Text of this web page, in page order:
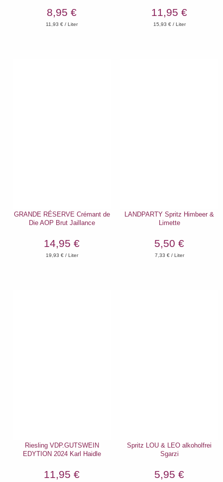
8,95 €
11,93 € / Liter
11,95 €
15,93 € / Liter
GRANDE RÉSERVE Crémant de
Die AOP Brut Jaillance
14,95 €
19,93 € / Liter
LANDPARTY Spritz Himbeer &
Limette
5,50 €
7,33 € / Liter
Riesling VDP.GUTSWEIN
EDYTION 2024 Karl Haidle
11,95 €
Spritz LOU & LEO alkoholfrei
Sgarzi
5,95 €